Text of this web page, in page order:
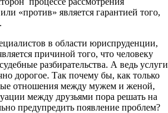
«против» является гарантией того,
в области юриспруденции,
причиной того, что человеку
разбирательства. А ведь услуги
дорогое. Так почему бы, как только
отношения между мужем и женой,
между друзьями пора решать на
предупредить появление проблем?